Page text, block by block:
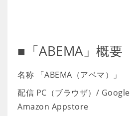
■「ABEMA」概要
名称 「ABEMA（アベマ）」
配信 PC（ブラウザ）/
Amazon Appstore